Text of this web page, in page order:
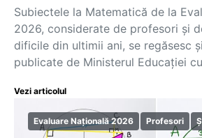
Subiectele la Matematică de la
2026, considerate de profesori și
dificile din ultimii ani, se regăsesc
publicate de Ministerul Educației
Vezi articolul
Evaluare Națională 2026 Profesori